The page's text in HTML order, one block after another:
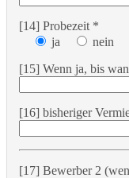
[14] Probezeit *
ja
nein
[15] Wenn ja, bis
[16] bisheriger
[17] Bewerber 2